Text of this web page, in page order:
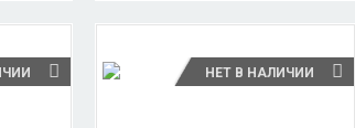
НЕТ В НАЛИЧИИ